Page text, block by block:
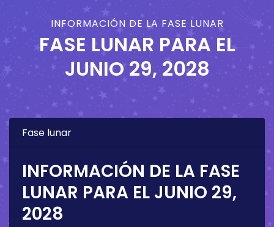
INFORMACIÓN DE LA FASE LUNAR
FASE LUNAR PARA EL
JUNIO 29, 2028
Fase lunar
INFORMACIÓN DE LA FASE
LUNAR PARA EL JUNIO 29,
2028